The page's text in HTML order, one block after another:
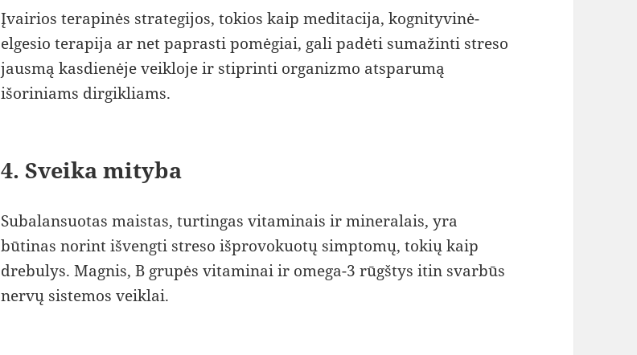
Įvairios terapinės strategijos, tokios kaip meditacija, kognityvinė-
elgesio terapija ar net paprasti pomėgiai, gali padėti sumažinti streso
jausmą kasdienėje veikloje ir stiprinti organizmo atsparumą
išoriniams dirgikliams.
4. Sveika mityba
Subalansuotas maistas, turtingas vitaminais ir mineralais, yra
būtinas norint išvengti streso išprovokuotų simptomų, tokių kaip
drebulys. Magnis, B grupės vitaminai ir omega-3 rūgštys itin svarbūs
nervų sistemos veiklai.